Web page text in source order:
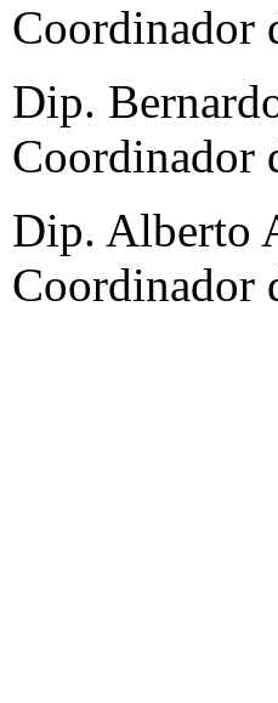
Coordinador
Dip.
Coordinador
Dip. Alberto
Coordinador